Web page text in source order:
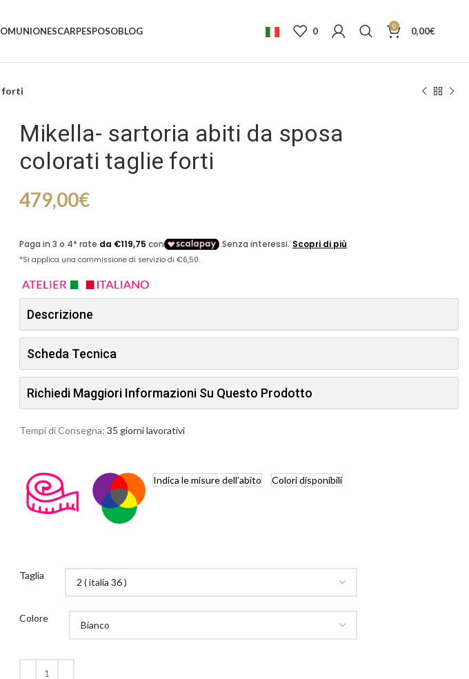
SCARPESPOSOBLOG 0 0 0,00€
forti
Mikella- sartoria abiti da sposa
colorati taglie forti
479,00€
Descrizione
Scheda Tecnica
Richiedi Maggiori Informazioni Su Questo Prodotto
Tempi di Consegna: 35 giorni lavorativi
Indica le misure dell'abito Coloridisponibili
Taglia
Colore